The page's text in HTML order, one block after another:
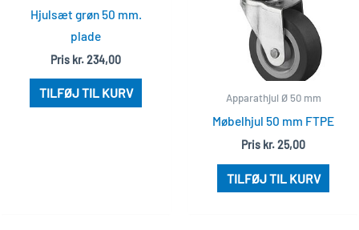
Hjulsæt grøn 50 mm.
plade
Pris kr.234,00
TILFØJ TIL KURV Apparathjul Ø 50 mm
Møbelhjul 50 mm FTPE
Pris kr.25,00
TILFØJ TIL KURV